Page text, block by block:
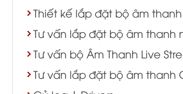
Thiết kế lắp đặt bộ âm
Tư vấn lắp đặt bộ âm thanh
Tư vấn bộ Âm Thanh Live
Tư vấn lắp đặt bộ âm thanh